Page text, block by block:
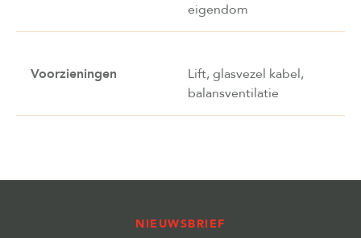
eigendom
Voorzieningen
Lift, glasvezel kabel,
balansventilatie
NIEUWSBRIEF